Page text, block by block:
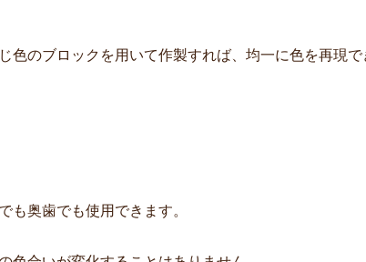
色のブロックを用いて作製すれば、均一に色を再現
も奥歯でも使用できます。